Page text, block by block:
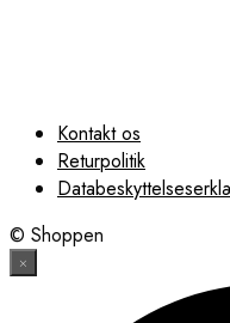
Kontakt os
Returpolitik
© Shoppen
×